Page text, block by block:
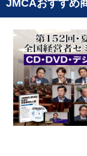
JMCAおすすめ